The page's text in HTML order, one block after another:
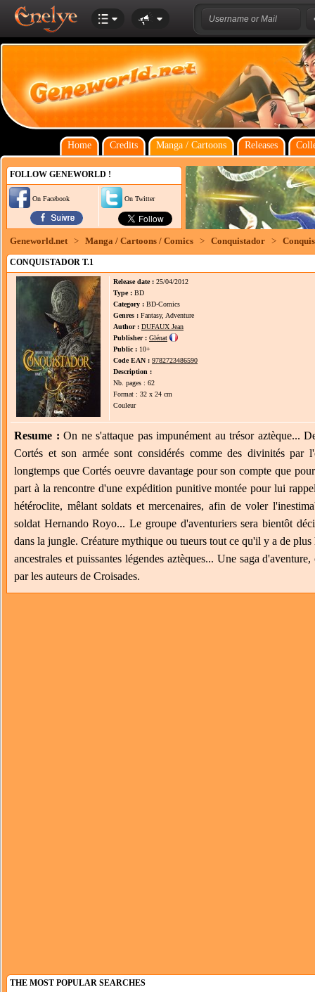
Home Credits Manga / Cartoons Releases
FOLLOW GENEWORLD !
On Facebook On Twitter
Geneworld.net > Manga / Cartoons / Comics > Conquistador >
CONQUISTADOR T.1
Release date : 25/04/2012
Type : BD
Category : BD-Comics
Genres : Fantasy, Adventure
Author : DUFAUX Jean
Publisher : Glénat
Public : 10+
Code EAN : 9782723486590
Description :
Nb. pages : 62
Format : 32 x 24 cm
Couleur
Resume : On ne s'attaque pas impunément au trésor aztèque...
Cortés et son armée sont considérés comme des divinités par
longtemps que Cortés oeuvre davantage pour son compte que
part à la rencontre d'une expédition punitive montée pour lui
hétéroclite, mêlant soldats et mercenaires, afin de voler
soldat Hernando Royo... Le groupe d'aventuriers sera bientôt
dans la jungle. Créature mythique ou tueurs tout ce qu'il y a de
ancestrales et puissantes légendes aztèques... Une saga
par les auteurs de Croisades.
THE MOST POPULAR SEARCHES